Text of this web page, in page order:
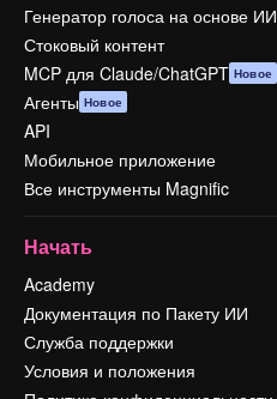
Генератор голоса на основе ИИ
Стоковый контент
MCP для Claude/ChatGPT Новое
Агенты Новое
API
Мобильное приложение
Все инструменты Magnific
Начать
Academy
Документация по Пакету ИИ
Служба поддержки
Условия и положения